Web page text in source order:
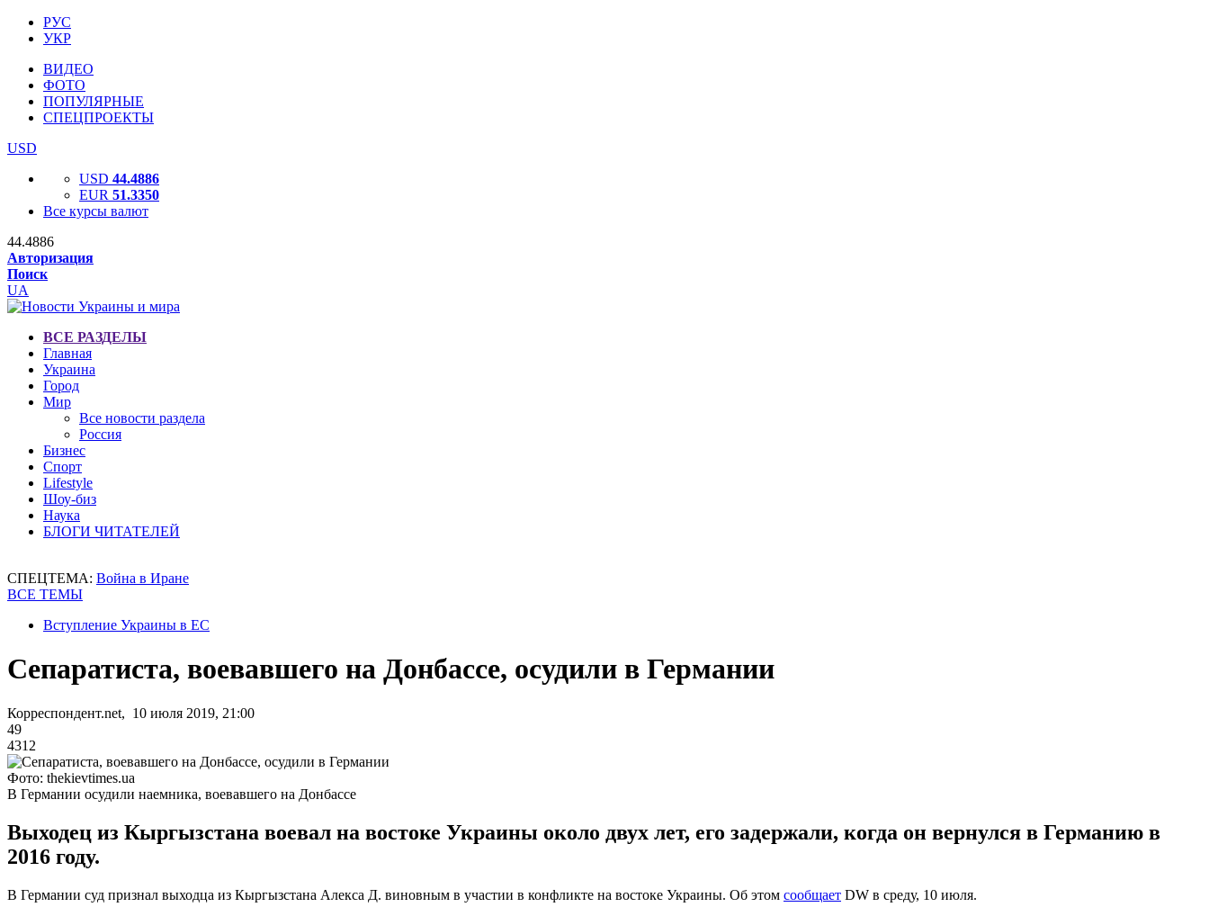
РУС
УКР
ВИДЕО
ФОТО
ПОПУЛЯРНЫЕ
СПЕЦПРОЕКТЫ
USD
USD 44.4886
EUR 51.3350
Все курсы валют
44.4886
Авторизация
Поиск
UA
ВСЕ РАЗДЕЛЫ
Главная
Украина
Город
Мир
Все новости раздела
Россия
Бизнес
Спорт
Lifestyle
Шоу-биз
Наука
БЛОГИ ЧИТАТЕЛЕЙ
СПЕЦТЕМА: Война в Иране
ВСЕ ТЕМЫ
Вступление Украины в ЕС
Сепаратиста, воевавшего на Донбассе, осудили в Германии
Корреспондент.net, 10 июля 2019, 21:00
49
4312
Фото: thekievtimes.ua
В Германии осудили наемника, воевавшего на Донбассе
Выходец из Кыргызстана воевал на востоке Украины около двух лет, его задержали, когда он вернулся в Германию в
2016 году.
В Германии суд признал выходца из Кыргызстана Алекса Д. виновным в участии в конфликте на востоке Украины. Об этом сообщает DW в среду, 10 июля.